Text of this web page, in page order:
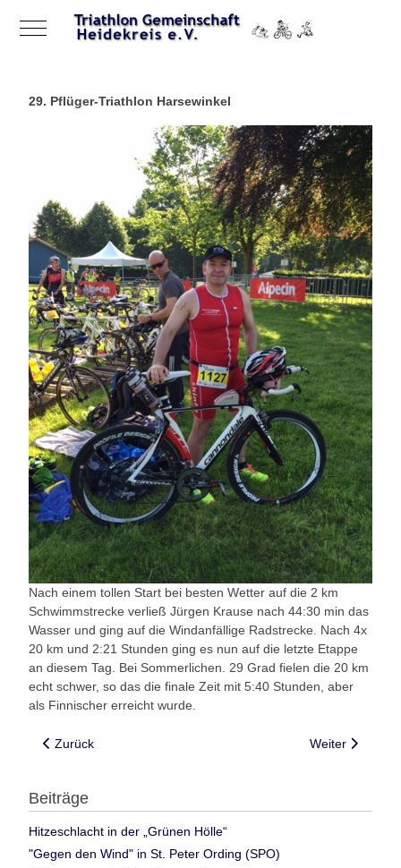
Mobile Menu Toggle
29. Pflüger-Triathlon Harsewinkel
Nach einem tollen Start bei besten Wetter auf die 2 km
Schwimmstrecke verließ Jürgen Krause nach 44:30 min das
Wasser und ging auf die Windanfällige Radstrecke. Nach 4x
20 km und 2:21 Stunden ging es nun auf die letzte Etappe
an diesem Tag. Bei Sommerlichen. 29 Grad fielen die 20 km
echt schwer, so das die finale Zeit mit 5:40 Stunden, aber
als Finnischer erreicht wurde.
Vorheriger Beitrag: Heidekreistriathleten beim Ironman
Zurück Nächster
Weiter
Beiträge
Hitzeschlacht in der „Grünen Hölle“
"Gegen den Wind" in St. Peter Ording (SPO)